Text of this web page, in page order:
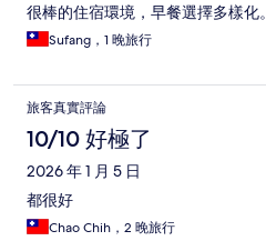
很棒的住宿環境，早餐選擇多樣化。
Sufang，1 晚旅行
旅客真實評論
10/10 好極了
2026 年 1 月 5 日
都很好
Chao Chih，2 晚旅行